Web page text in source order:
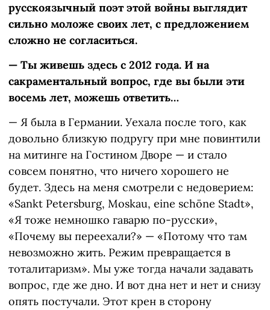
русскоязычный поэт этой войны выглядит
сильно моложе своих лет, с предложением
сложно не согласиться.
— Ты живешь здесь с 2012 года. И на
сакраментальный вопрос, где вы были эти
восемь лет, можешь ответить…
— Я была в Германии. Уехала после того, как
довольно близкую подругу при мне повинтили
на митинге на Гостином Дворе — и стало
совсем понятно, что ничего хорошего не
будет. Здесь на меня смотрели с недоверием:
«Sankt Petersburg, Moskau, eine schöne Stadt»,
«Я тоже немношко гаварю по-русски»,
«Почему вы переехали?» — «Потому что там
невозможно жить. Режим превращается в
тоталитаризм». Мы уже тогда начали задавать
вопрос, где же дно. И вот дна нет и нет и снизу
опять постучали. Этот крен в сторону